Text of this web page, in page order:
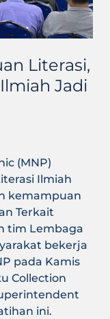
Literasi,
Jadi
(MNP)
Ilmiah
kemampuan
Terkait
tim Lembaga
bekerja
pada Kamis
Collection
ini.